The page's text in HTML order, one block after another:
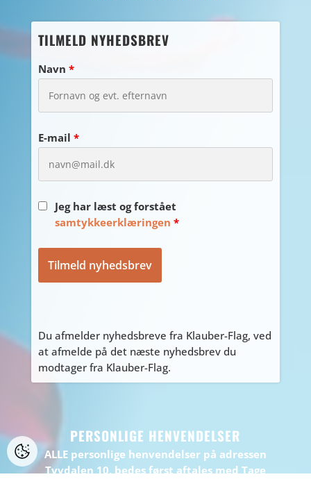
TILMELD NYHEDSBREV
Navn *
E-mail *
Jeg har læst og forstået
samtykkeerklæringen *
Du afmelder nyhedsbreve fra Klauber-Flag, ved
at afmelde på det næste nyhedsbrev du
modtager fra Klauber-Flag.
PERSONLIGE HENVENDELSER
ALLE personlige henvendelser på adressen
Tyvdalen 10, bedes først aftales med Tage